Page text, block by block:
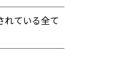
れている全て